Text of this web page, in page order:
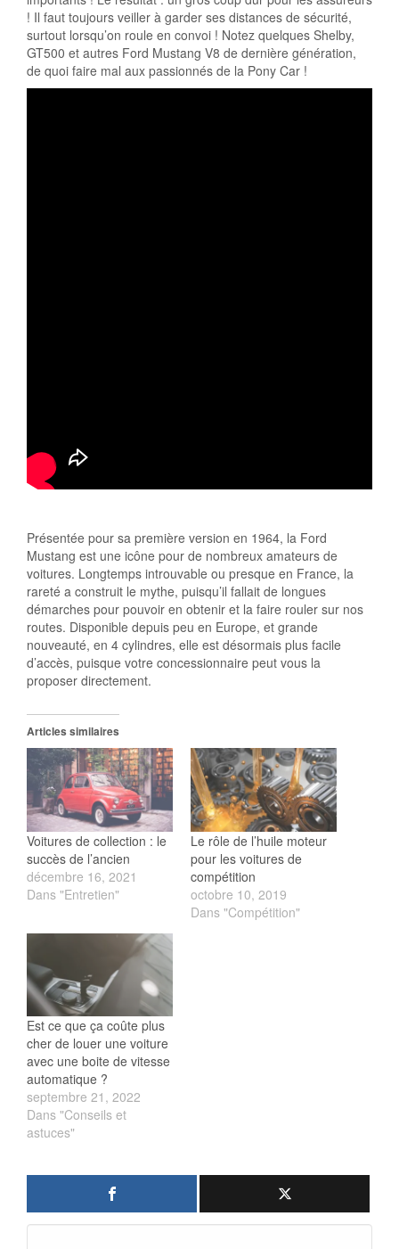
! Il faut toujours veiller à garder ses distances de sécurité,
surtout lorsqu’on roule en convoi ! Notez quelques Shelby,
GT500 et autres Ford Mustang V8 de dernière génération,
de quoi faire mal aux passionnés de la Pony Car !
Présentée pour sa première version en 1964, la Ford
Mustang est une icône pour de nombreux amateurs de
voitures. Longtemps introuvable ou presque en France, la
rareté a construit le mythe, puisqu’il fallait de longues
démarches pour pouvoir en obtenir et la faire rouler sur nos
routes. Disponible depuis peu en Europe, et grande
nouveauté, en 4 cylindres, elle est désormais plus facile
d’accès, puisque votre concessionnaire peut vous la
proposer directement.
Articles similaires
Voitures de collection : le
succès de l’ancien
décembre 16, 2021
Dans "Entretien"
Le rôle de l’huile moteur
pour les voitures de
compétition
octobre 10, 2019
Dans "Compétition"
Est ce que ça coûte plus
cher de louer une voiture
avec une boite de vitesse
automatique ?
septembre 21, 2022
Dans "Conseils et
astuces"